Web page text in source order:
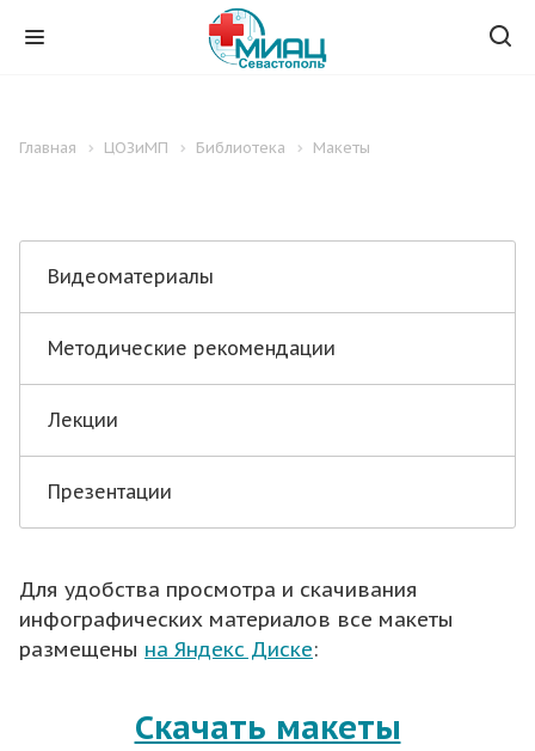
Главная ЦОЗиМП Библиотека Макеты
Видеоматериалы
Методические рекомендации
Лекции
Презентации
Для удобства просмотра и скачивания
инфографических материалов все макеты
размещены на Яндекс Диске:
Скачать макеты